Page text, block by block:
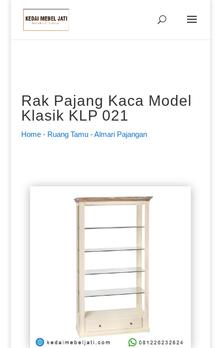
Rak Pajang Kaca Model
Klasik KLP 021
Home- Ruang Tamu-Almari Pajangan